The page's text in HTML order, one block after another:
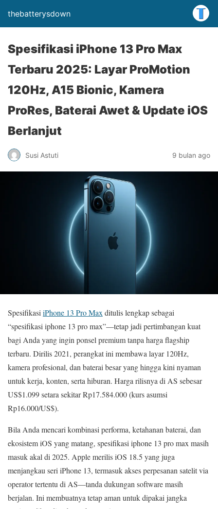
thebatterysdown
Spesifikasi iPhone 13 Pro Max
Terbaru 2025: Layar ProMotion
120Hz, A15 Bionic, Kamera
ProRes, Baterai Awet & Update iOS
Berlanjut
Susi Astuti 9 bulan ago
Spesifikasi iPhone 13 Pro Max ditulis lengkap sebagai
“spesifikasi iphone 13 pro max”—tetap jadi pertimbangan kuat
bagi Anda yang ingin ponsel premium tanpa harga flagship
terbaru. Dirilis 2021, perangkat ini membawa layar 120Hz,
kamera profesional, dan baterai besar yang hingga kini nyaman
untuk kerja, konten, serta hiburan. Harga rilisnya di AS sebesar
US$1.099 setara sekitar Rp17.584.000 (kurs asumsi
Rp16.000/US$).
Bila Anda mencari kombinasi performa, ketahanan baterai, dan
ekosistem iOS yang matang, spesifikasi iphone 13 pro max masih
masuk akal di 2025. Apple merilis iOS 18.5 yang juga
menjangkau seri iPhone 13, termasuk akses perpesanan satelit via
operator tertentu di AS—tanda dukungan software masih
berjalan. Ini membuatnya tetap aman untuk dipakai jangka